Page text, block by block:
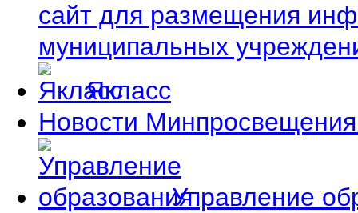
сайт для размещения
муниципальных
Якласс
Новости
Управление